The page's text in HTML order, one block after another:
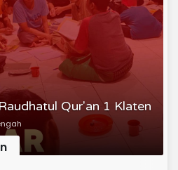
Qur'an 1 Klaten